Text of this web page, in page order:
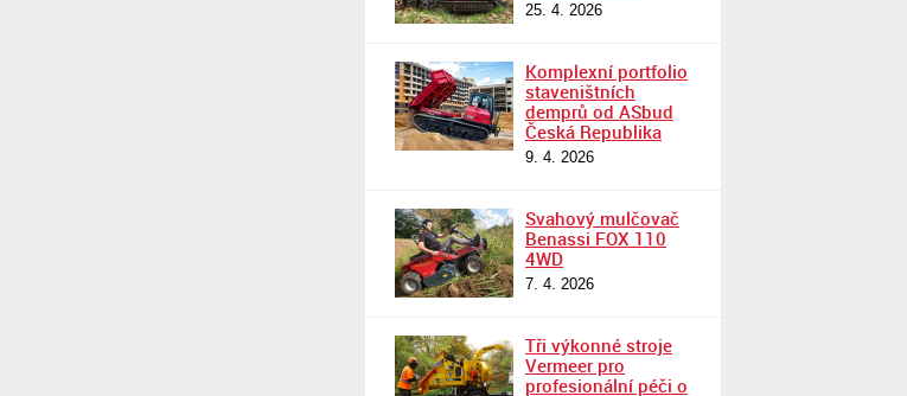
25. 4. 2026
Komplexní portfolio
staveništních
demprů od ASbud
Česká Republika
9. 4. 2026
Svahový mulčovač
Benassi FOX 110
4WD
7. 4. 2026
Tři výkonné stroje
Vermeer pro
profesionální péči o